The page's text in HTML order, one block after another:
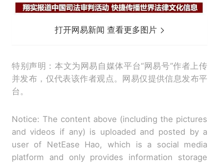
打开网易新闻 查看更多图片
特别声明：本文为网易自媒体平台“网易号”作者上传
并发布，仅代表该作者观点。网易仅提供信息发布平
台。
Notice: The content above (including the pictures
and videos if any) is uploaded and posted by a
user of NetEase Hao, which is a social media
platform and only provides information storage